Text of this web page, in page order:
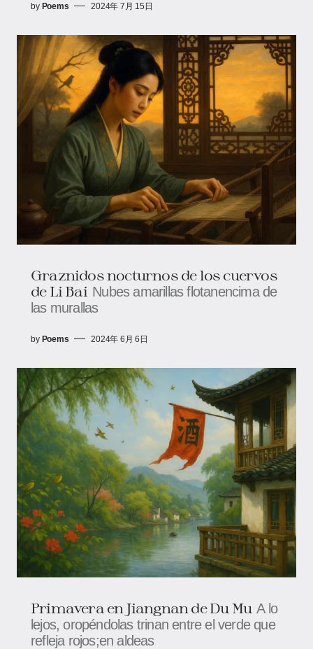
by Poems 2024年 7月 15日
Graznidos nocturnos de los cuervos
de Li Bai Nubes amarillas flotanencima de
las murallas
by Poems 2024年 6月 6日
Primavera en Jiangnan de Du Mu A lo
lejos, oropéndolas trinan entre el verde que
refleja rojos;en aldeas